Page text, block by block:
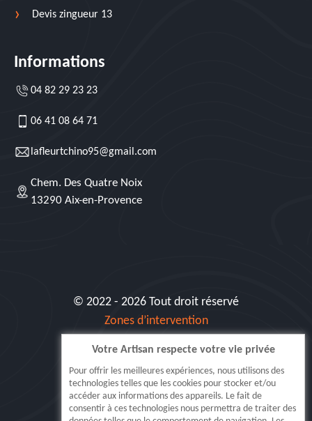
Devis zingueur 13
Informations
04 82 29 23 23
06 41 08 64 71
lafleurtchino95@gmail.com
Chem. Des Quatre Noix
13290 Aix-en-Provence
© 2022 - 2026 Tout droit réservé
Zones d’intervention
Siret: 515 062 404 000 30
Votre Artisan respecte votre vie privée
Pour offrir les meilleures expériences, nous utilisons des
technologies telles que les cookies pour stocker et/ou
accéder aux informations des appareils. Le fait de
consentir à ces technologies nous permettra de traiter des